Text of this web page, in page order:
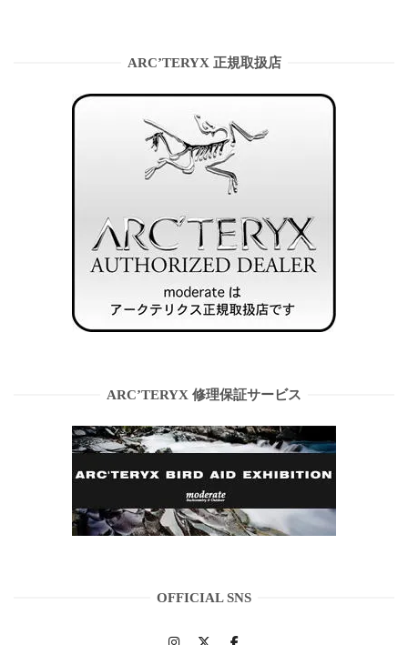
ARC’TERYX 正規取扱店
ARC’TERYX 修理保証サービス
OFFICIAL SNS